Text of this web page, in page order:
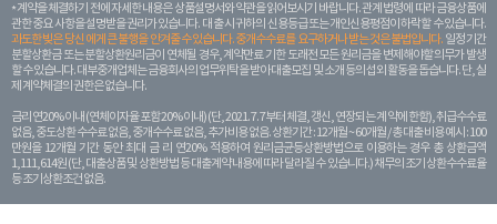
계약을 체결하기 전에 자세한 내용은 상품설명서와 약관을 읽어보시기 바랍니다. 관계 법령에 따라 금융상품에
관한 중요 사항을 설명받을 권리가 있습니다. 대 출 시 귀하의 신용등급 또는 개인신용평점이 하락할 수 있습니다.
과도한 빚은 당신 에게 큰 불행을 안겨줄 수 있습니다. 중개수수료를 요구하거나 받는 것은 불법입니다. 일정 기간
분할상환금 또는 분할상환원리금이 연체될 경우, 계약만료 기한 도래전 모든 원리금을 변제해야할 의무가 발생
할 수 있습니다. 대부중개업체는 금융회사의 업무위탁을 받아 대출모집 및 소개 등의 섭외 활동을 돕습니다. 단, 실
제 계약체결의 권한은 없습니다.
금리 연20% 이내 (연체이자율 포함 20% 이내) (단, 2021. 7. 7부터 체결, 갱신, 연장되는 계 약에 한함), 취급수수료
없음, 중도상환 수수료 없음, 중개수수료 없음, 추가비용 없음. 상환기간 : 12개월 ~ 60개월 / 총 대출 비용 예시 : 100
만원을 12개월 기간 동안 최대 금 리 연20% 적용하여 원리금균등상환방법으로 이용하는 경우 총 상환금액
1,111,614원 (단, 대출상품 및 상환방법 등 대출계약 내용에 따라 달라질 수 있습니다.) 채무의 조기 상환수수료율
등 조기상환조건 없음.